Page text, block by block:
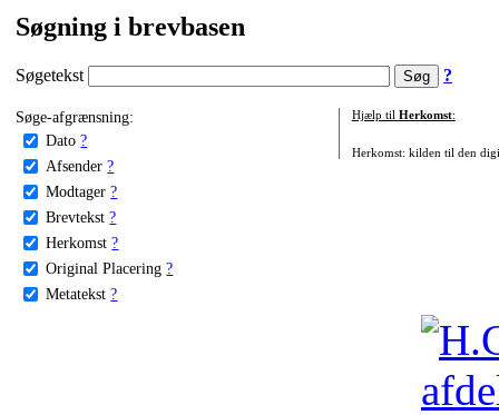
Søgning i brevbasen
Søgetekst ?
Søge-afgrænsning:
Dato ?
Afsender ?
Modtager ?
Brevtekst ?
Herkomst ?
Original Placering ?
Metatekst ?
Hjælp til Herkomst:
Herkomst: kilden til den